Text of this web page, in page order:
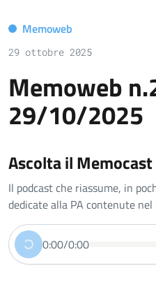
Memoweb
29 ottobre 2025
Memoweb
29/10/2025
Ascolta il
Il podcast che riassume, in
dedicate alla PA contenute nel
Riproduci
0:00/0:00